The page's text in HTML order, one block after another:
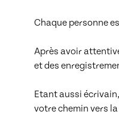
Chaque personne
Après avoir
et des
Etant aussi
votre chemin vers